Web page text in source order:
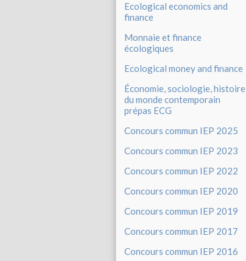
Ecological economics and
finance
Monnaie et finance
écologiques
Ecological money and finance
Économie, sociologie, histoire
du monde contemporain
prépas ECG
Concours commun IEP 2025
Concours commun IEP 2023
Concours commun IEP 2022
Concours commun IEP 2020
Concours commun IEP 2019
Concours commun IEP 2017
Concours commun IEP 2016